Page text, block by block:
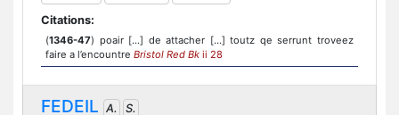
Citations:
(1346-47) poair [...] de attacher [...] toutz qe serrunt troveez
faire a l’encountre Bristol Red Bk ii 28
FEDEIL A.
S.